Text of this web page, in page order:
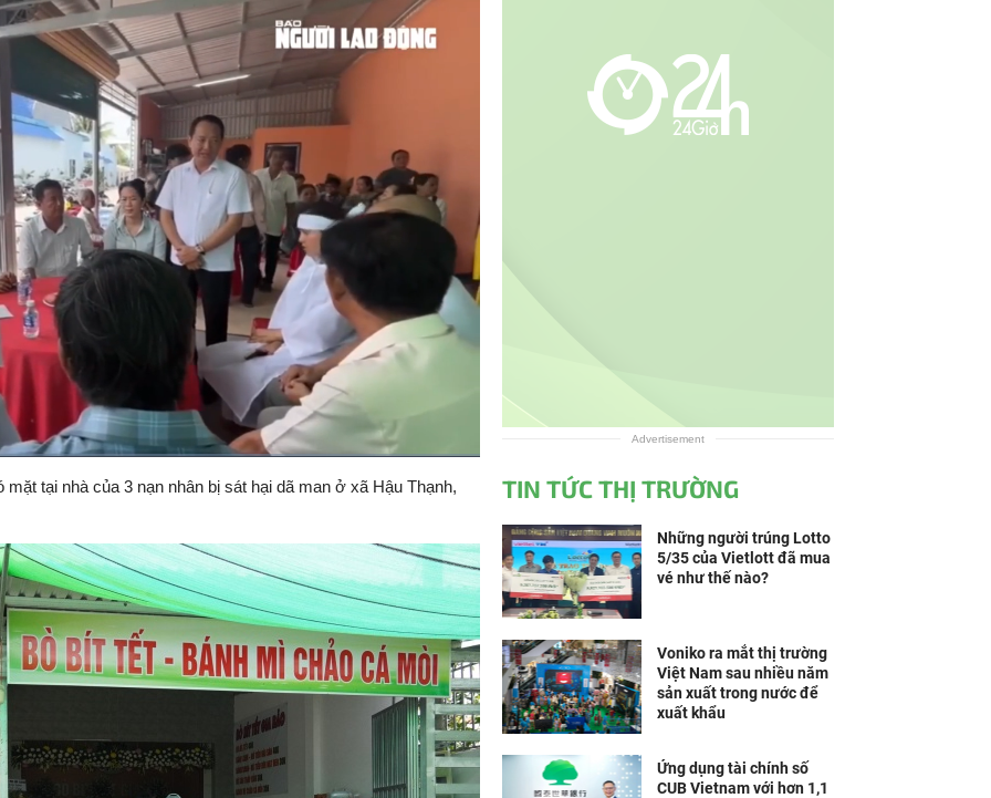
Bật
Backward
tại nhà của 3 nạn nhân bị sát hại dã man ở xã Hậu Thạnh,
Advertisement
TIN TỨC THỊ TRƯỜNG
Những người trúng Lotto
5/35 của Vietlott đã mua
vé như thế nào?
Voniko ra mắt thị trường
Việt Nam sau nhiều năm
sản xuất trong nước để
xuất khẩu
Ứng dụng tài chính số
CUB Vietnam với hơn 1,1